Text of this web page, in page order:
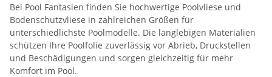
Bei Pool Fantasien finden Sie hochwertige Poolvliese und
Bodenschutzvliese in zahlreichen Größen für
unterschiedlichste Poolmodelle. Die langlebigen Materialien
schützen Ihre Poolfolie zuverlässig vor Abrieb, Druckstellen
und Beschädigungen und sorgen gleichzeitig für mehr
Komfort im Pool.